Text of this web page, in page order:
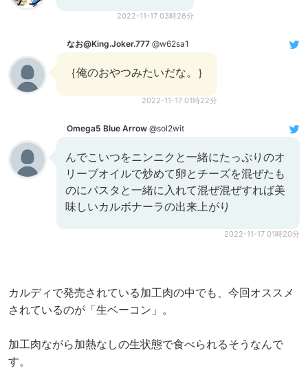
2022-11-17 03時26分
なお@King.Joker.777 @w62sa1
｛俺のおやつみたいだな。｝
2022-11-17 01時22分
Omega5 Blue Arrow @sol2wit
んでこいつをニンニクと一緒にたっぷりのオ
リーブオイルで炒めて卵とチーズを混ぜたも
のにパスタと一緒に入れて混ぜ混ぜすれば美
味しいカルボナーラの出来上がり
2022-11-17 01時20分
カルディで発売されている加工肉の中でも、今回オススメ
されているのが「生ベーコン」。
加工肉ながら加熱なしの生状態で食べられるそうなんで
す。